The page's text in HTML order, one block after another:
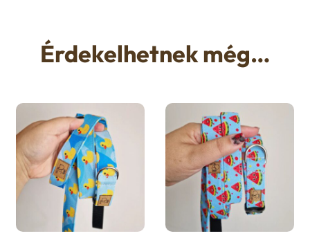
Érdekelhetnek még…